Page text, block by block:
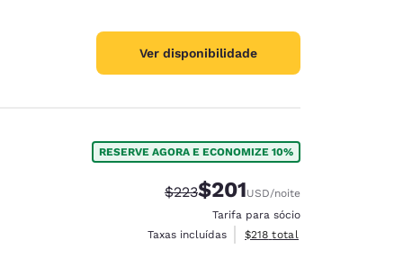
Ver disponibilidade
RESERVE AGORA E ECONOMIZE 10%
Tarifa anterior “tachada”:
$223Tarifa com desconto:
$201USD/noite
Tarifa para sócio
Taxas incluídas
Exibir detalhes do total
$218 total